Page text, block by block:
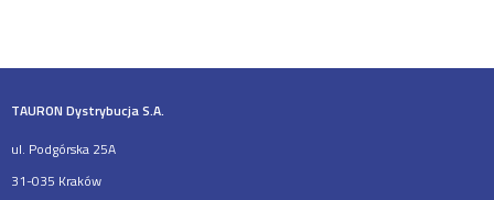
TAURON Dystrybucja S.A.
ul. Podgórska 25A
31-035 Kraków